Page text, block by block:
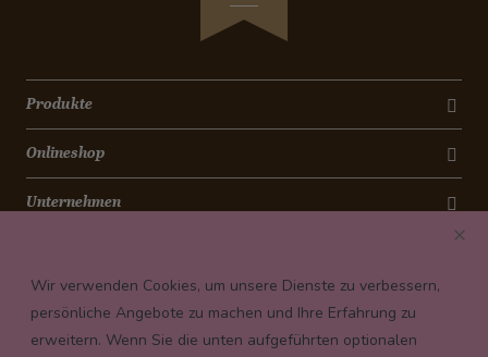
Produkte
Onlineshop
Unternehmen
Payment conditions
Wir verwenden Cookies, um unsere Dienste zu verbessern,
persönliche Angebote zu machen und Ihre Erfahrung zu
erweitern. Wenn Sie die unten aufgeführten optionalen